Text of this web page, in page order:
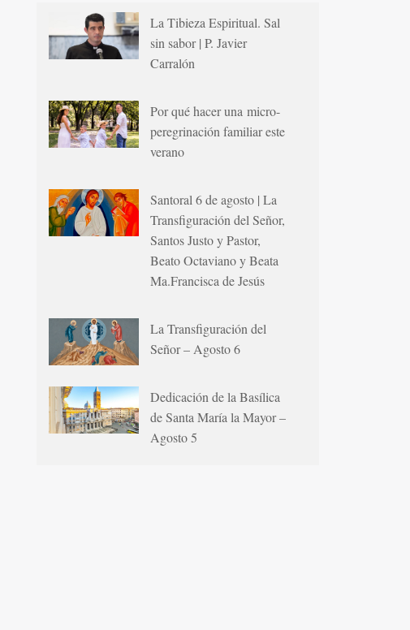
La Tibieza Espiritual. Sal
sin sabor | P. Javier
Carralón
Por qué hacer una micro-
peregrinación familiar este
verano
Santoral 6 de agosto | La
Transfiguración del Señor,
Santos Justo y Pastor,
Beato Octaviano y Beata
Ma.Francisca de Jesús
La Transfiguración del
Señor – Agosto 6
Dedicación de la Basílica
de Santa María la Mayor –
Agosto 5